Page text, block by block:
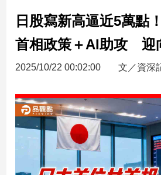
台
財
新
產
經/
股
市
地
日股寫新高逼近5萬點
首相政策＋AI助攻 迎
2025/10/22 00:02:00 文／資深